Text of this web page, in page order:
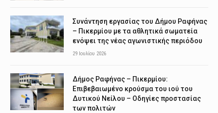
Συνάντηση εργασίας του Δήμου Ραφήνας
– Πικερμίου με τα αθλητικά σωματεία
ενόψει της νέας αγωνιστικής περιόδου
29 Ιουλίου 2026
Δήμος Ραφήνας – Πικερμίου:
Επιβεβαιωμένο κρούσμα του ιού του
Δυτικού Νείλου – Οδηγίες προστασίας
των πολιτών